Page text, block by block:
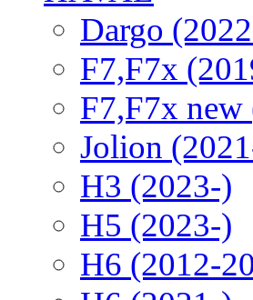
Dargo
F7,F7x
F7,F7x new
Jolion
H3 (2023-)
H5 (2023-)
H6 (2012-